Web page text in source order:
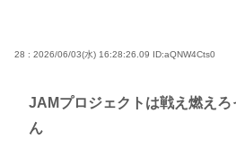
28 : 2026/06/03(水) 16:28:26.09 ID:aQNW4Cts0
JAMプロジェクトは戦え燃えろ
ん